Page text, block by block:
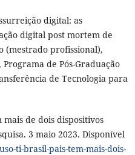
digital: as
digital post mortem de
(mestrado profissional),
de Pós-Graduação
de Tecnologia para
mais de dois dispositivos
3 maio 2023. Disponível
ti-brasil-pais-tem-mais-dois-